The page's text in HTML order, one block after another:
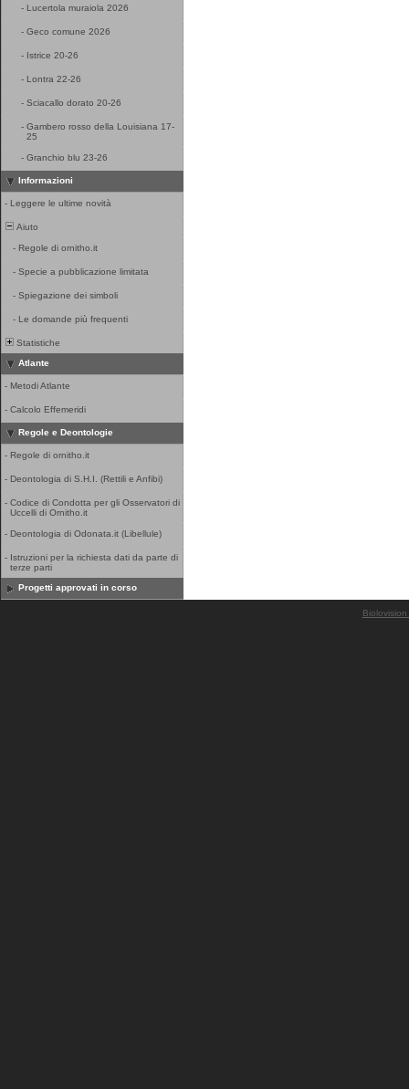
- Lucertola muraiola 2026
- Geco comune 2026
- Istrice 20-26
- Lontra 22-26
- Sciacallo dorato 20-26
- Gambero rosso della Louisiana 17-
25
- Granchio blu 23-26
Informazioni
- Leggere le ultime novità
Aiuto
- Regole di ornitho.it
- Specie a pubblicazione limitata
- Spiegazione dei simboli
- Le domande più frequenti
Statistiche
Atlante
- Metodi Atlante
- Calcolo Effemeridi
Regole e Deontologie
- Regole di ornitho.it
- Deontologia di S.H.I. (Rettili e Anfibi)
- Codice di Condotta per gli Osservatori di
Uccelli di Ornitho.it
- Deontologia di Odonata.it (Libellule)
- Istruzioni per la richiesta dati da parte di
terze parti
Progetti approvati in corso
Biolovision